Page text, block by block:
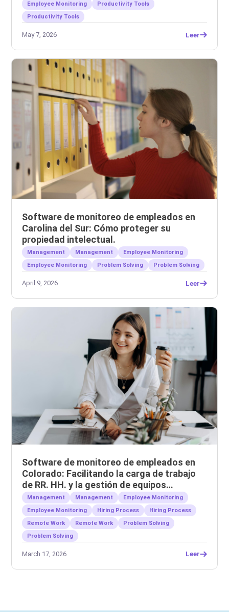
Employee Monitoring
Productivity Tools
Productivity Tools
May 7, 2026 Leer
Software de monitoreo de empleados en
Carolina del Sur: Cómo proteger su
propiedad intelectual.
Management Management
Employee Monitoring
Employee Monitoring
Problem Solving Problem Solving
April 9, 2026 Leer
Software de monitoreo de empleados en
Colorado: Facilitando la carga de trabajo
de RR. HH. y la gestión de equipos
remotos.
Management Management
Employee Monitoring
Employee Monitoring
Hiring Process
Hiring Process
Remote Work
Remote Work
Problem Solving
Problem Solving
March 17, 2026 Leer